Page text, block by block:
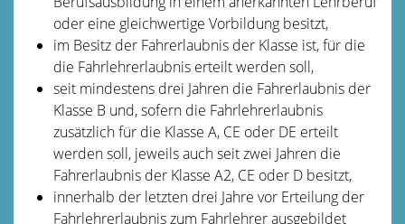
oder eine gleichwertige Vorbildung besitzt,
im Besitz der Fahrerlaubnis der Klasse ist, für die
die Fahrlehrerlaubnis erteilt werden soll,
seit mindestens drei Jahren die Fahrerlaubnis der
Klasse B und, sofern die Fahrlehrerlaubnis
zusätzlich für die Klasse A, CE oder DE erteilt
werden soll, jeweils auch seit zwei Jahren die
Fahrerlaubnis der Klasse A2, CE oder D besitzt,
innerhalb der letzten drei Jahre vor Erteilung der
Fahrlehrerlaubnis zum Fahrlehrer ausgebildet